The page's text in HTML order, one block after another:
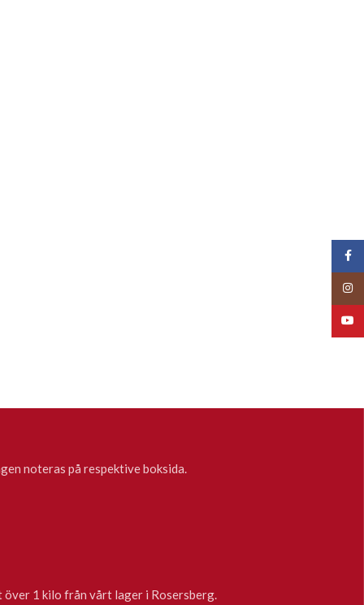
noteras på respektive boksida.
över 1 kilo från vårt lager i Rosersberg.